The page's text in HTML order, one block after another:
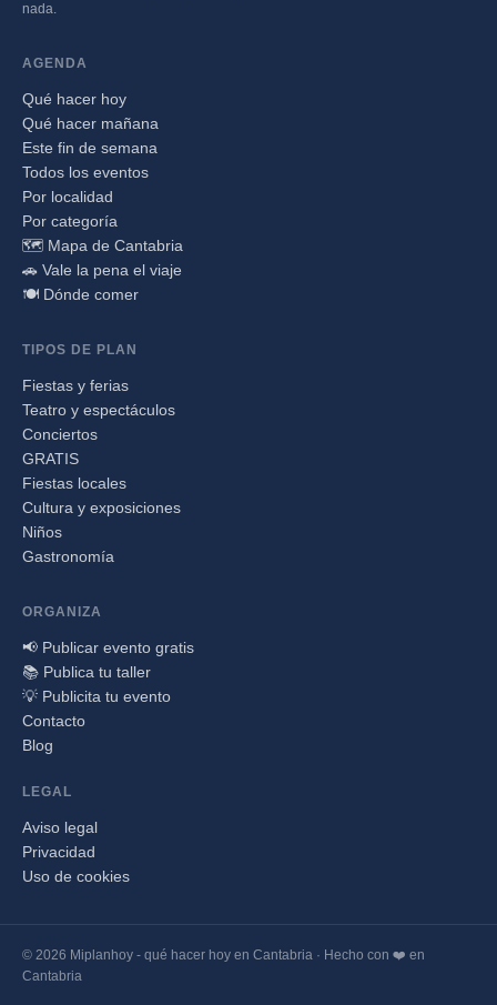
nada.
AGENDA
Qué hacer hoy
Qué hacer mañana
Este fin de semana
Todos los eventos
Por localidad
Por categoría
🗺️ Mapa de Cantabria
🚗 Vale la pena el viaje
🍽️ Dónde comer
TIPOS DE PLAN
Fiestas y ferias
Teatro y espectáculos
Conciertos
GRATIS
Fiestas locales
Cultura y exposiciones
Niños
Gastronomía
ORGANIZA
📢 Publicar evento gratis
📚 Publica tu taller
💡 Publicita tu evento
Contacto
Blog
LEGAL
Aviso legal
Privacidad
Uso de cookies
© 2026 Miplanhoy - qué hacer hoy en Cantabria · Hecho con ❤️ en
Cantabria